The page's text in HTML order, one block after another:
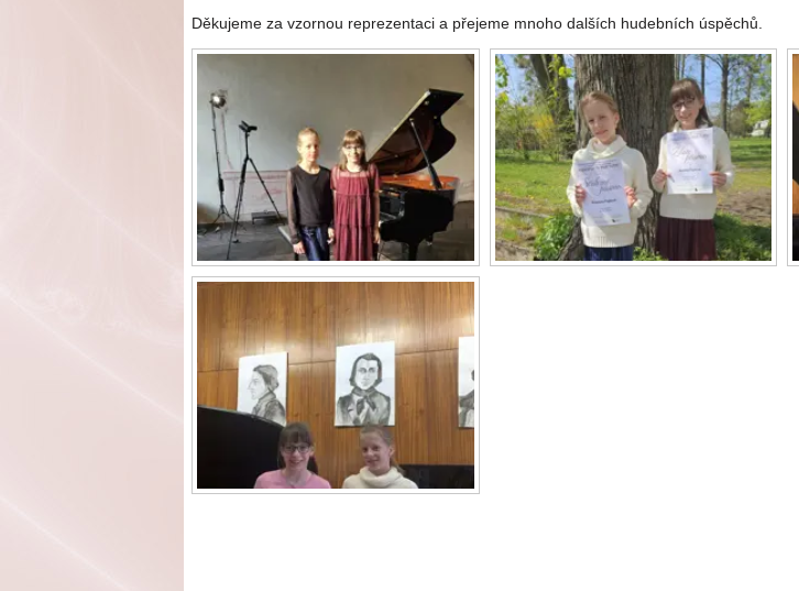
Děkujeme za vzornou reprezentaci a přejeme mnoho dalších hudebních úspěchů.